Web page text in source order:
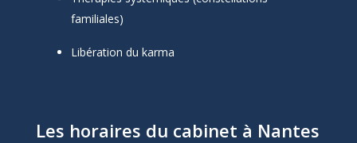
familiales)
Libération du karma
Les horaires du cabinet à Nantes